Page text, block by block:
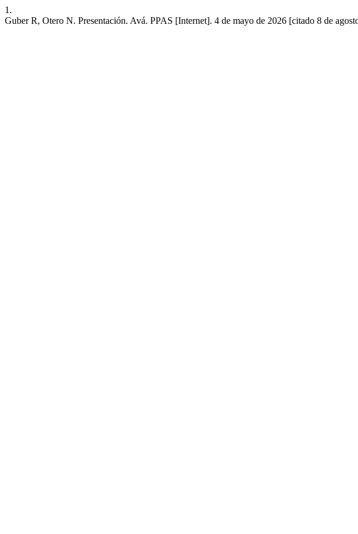
1.
Guber R, Otero N. Presentación. Avá. PPAS [Internet]. 4 de mayo de 2026 [citado 8 de